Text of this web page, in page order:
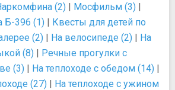
(2) | Мосфильм (3) |
Б-396 (1) | Квесты для детей по
(2) | На велосипеде (2) | На
(8) | Речные прогулки с
(3) | На теплоходе с обедом (14) |
(27) | На теплоходе с ужином